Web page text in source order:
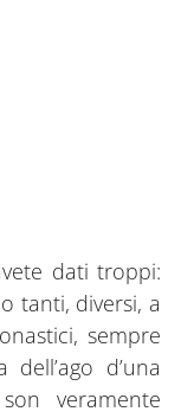
dati troppi:
tanti, diversi, a
sempre
d’una
veramente